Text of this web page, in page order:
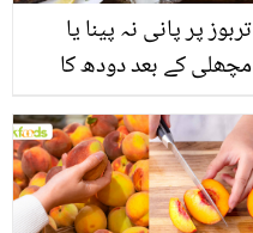
تربوز پر پانی نہ پینا یا
مچھلی کے بعد دودھ کا
سے متعلق غلط فہمیوں کی
حقیقت کیا ہے اور افواہ
کیا؟